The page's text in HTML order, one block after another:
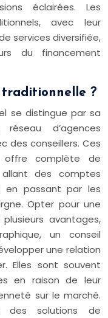
éclairées. Les
avec leur
services diversifiée,
du financement
traditionnelle ?
se distingue par sa
d’agences
des conseillers. Ces
offre complète de
des comptes
en passant par les
Opter pour une
avantages,
un conseil
une relation
Elles sont souvent
en raison de leur
sur le marché.
des solutions de